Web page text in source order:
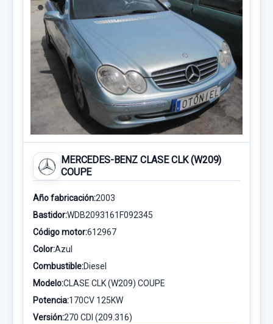
MERCEDES-BENZ CLASE CLK (W209)
COUPE
Año fabricación:2003
Bastidor:WDB2093161F092345
Código motor:612967
Color:Azul
Combustible:Diesel
Modelo:CLASE CLK (W209) COUPE
Potencia:170CV 125KW
Versión:270 CDI (209.316)